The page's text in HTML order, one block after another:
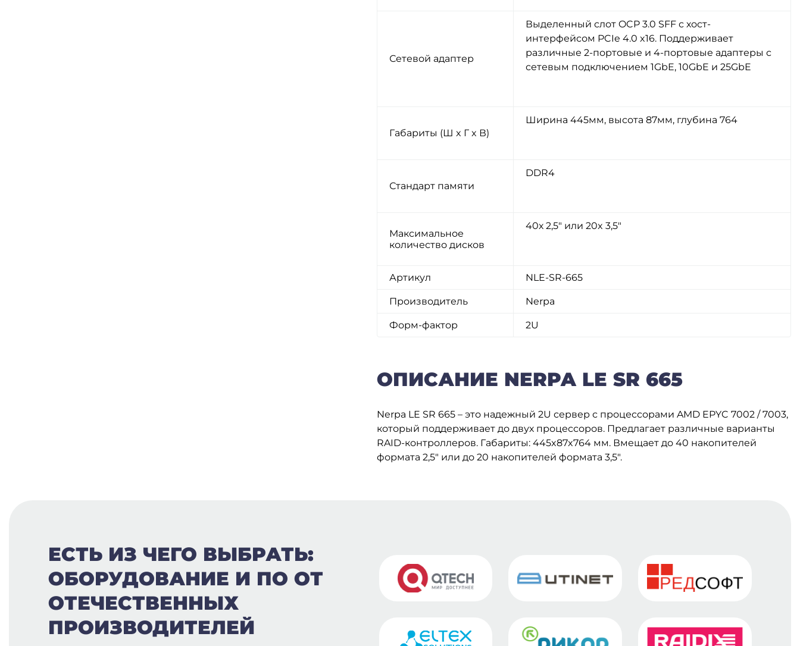
Сетевой адаптер
Выделенный слот OCP 3.0 SFF с хост-
интерфейсом PCIe 4.0 x16. Поддерживает
различные 2-портовые и 4-портовые адаптеры с
сетевым подключением 1GbE, 10GbE и 25GbE
Габариты (Ш x Г x В)
Ширина 445мм, высота 87мм, глубина 764
Стандарт памяти
DDR4
Максимальное
количество дисков
40х 2,5" или 20x 3,5"
Артикул NLE-SR-665
Производитель Nerpa
Форм-фактор 2U
ОПИСАНИЕ NERPA LE SR 665
Nerpa LE SR 665 – это надежный 2U сервер с процессорами AMD EPYC 7002 / 7003,
который поддерживает до двух процессоров. Предлагает различные варианты
RAID-контроллеров. Габариты: 445x87x764 мм. Вмещает до 40 накопителей
формата 2,5″ или до 20 накопителей формата 3,5″.
ЕСТЬ ИЗ ЧЕГО ВЫБРАТЬ:
ОБОРУДОВАНИЕ И ПО ОТ
ОТЕЧЕСТВЕННЫХ
ПРОИЗВОДИТЕЛЕЙ